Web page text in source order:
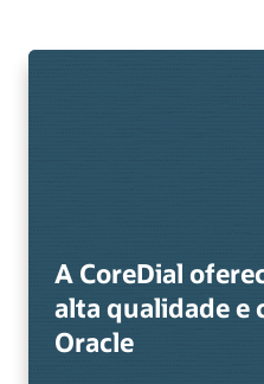
A CoreDial
alta qualidade e
Oracle